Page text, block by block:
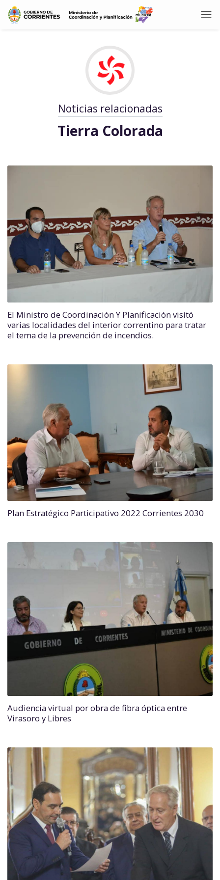
Noticias relacionadas
Tierra Colorada
El Ministro de Coordinación Y Planificación visitó
varias localidades del interior correntino para tratar
el tema de la prevención de incendios.
Plan Estratégico Participativo 2022 Corrientes 2030
Audiencia virtual por obra de fibra óptica entre
Virasoro y Libres